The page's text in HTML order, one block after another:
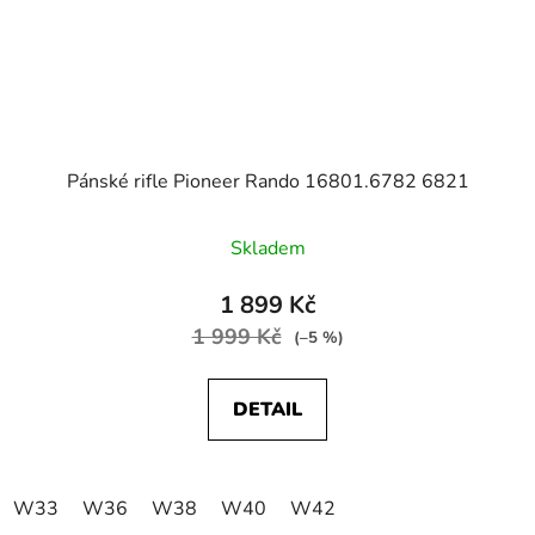
Pánské rifle Pioneer Rando 16801.6782 6821
Skladem
1 899 Kč
1 999 Kč (–5 %)
DETAIL
W33 W36 W38 W40 W42